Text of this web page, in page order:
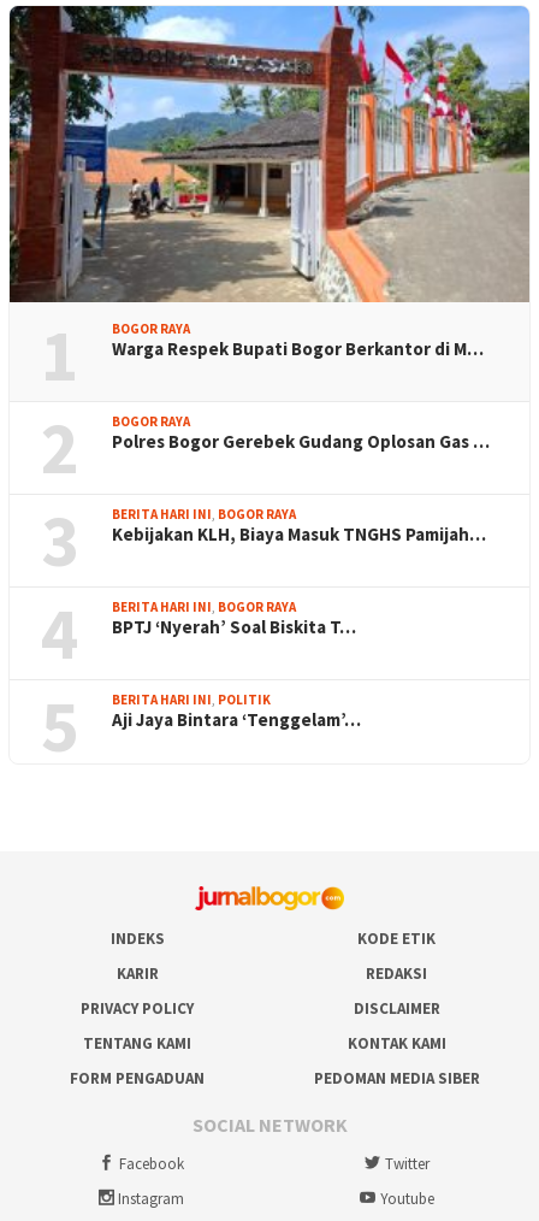
1 BOGOR RAYA
Warga Respek Bupati Bogor Berkantor di M…
2 BOGOR RAYA
Polres Bogor Gerebek Gudang Oplosan Gas …
3 BERITA HARI INI, BOGOR RAYA
Kebijakan KLH, Biaya Masuk TNGHS Pamijah…
4 BERITA HARI INI, BOGOR RAYA
BPTJ ‘Nyerah’ Soal Biskita T…
5 BERITA HARI INI, POLITIK
Aji Jaya Bintara ‘Tenggelam’…
INDEKS
KODE ETIK
KARIR
REDAKSI
PRIVACY POLICY
DISCLAIMER
TENTANG KAMI
KONTAK KAMI
FORM PENGADUAN
PEDOMAN MEDIA SIBER
SOCIAL NETWORK
Facebook
Twitter
Instagram
Youtube